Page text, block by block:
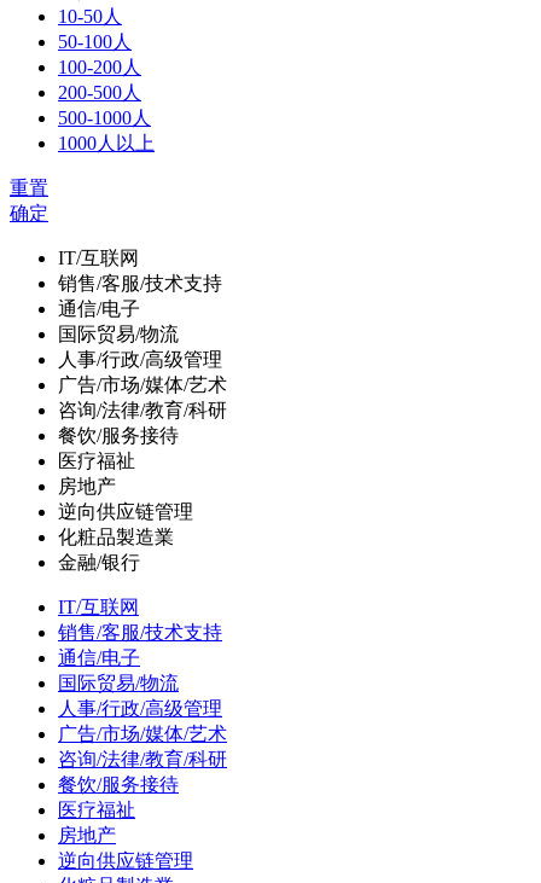
10-50人
50-100人
100-200人
200-500人
500-1000人
1000人以上
重置
确定
IT/互联网
销售/客服/技术支持
通信/电子
国际贸易/物流
人事/行政/高级管理
广告/市场/媒体/艺术
咨询/法律/教育/科研
餐饮/服务接待
医疗福祉
房地产
逆向供应链管理
化粧品製造業
金融/银行
IT/互联网
销售/客服/技术支持
通信/电子
国际贸易/物流
人事/行政/高级管理
广告/市场/媒体/艺术
咨询/法律/教育/科研
餐饮/服务接待
医疗福祉
房地产
逆向供应链管理